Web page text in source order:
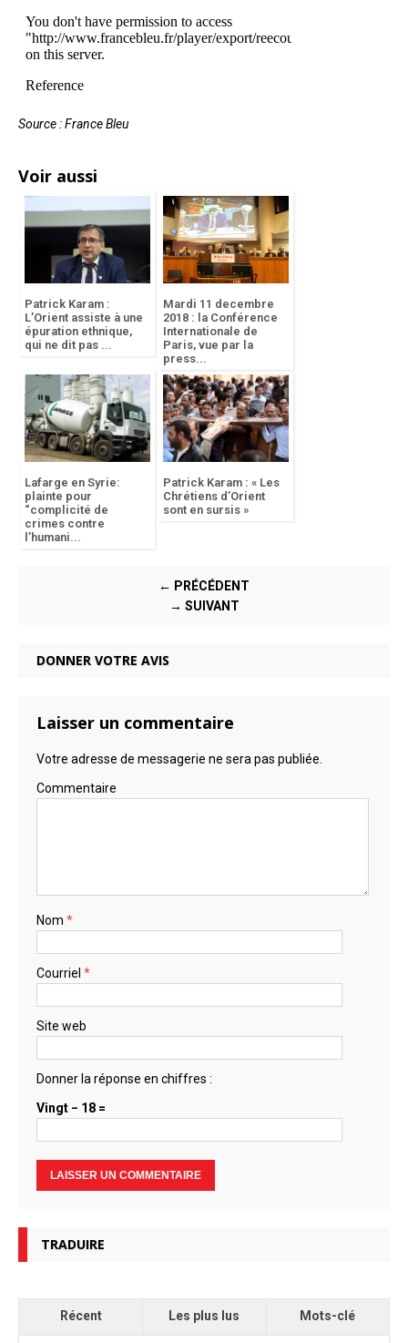
Source : France Bleu
Voir aussi
Patrick Karam :
L’Orient assiste à une
épuration ethnique,
qui ne dit pas ...
Mardi 11 decembre
2018 : la Conférence
Internationale de
Paris, vue par la
press...
Lafarge en Syrie:
plainte pour
“complicité de
crimes contre
l’humani...
Patrick Karam : « Les
Chrétiens d’Orient
sont en sursis »
← PRÉCÉDENT
→ SUIVANT
DONNER VOTRE AVIS
Laisser un commentaire
Votre adresse de messagerie ne sera pas publiée.
Commentaire
Nom *
Courriel *
Site web
Donner la réponse en chiffres :
Vingt − 18 =
TRADUIRE
Récent Les plus lus Mots-clé